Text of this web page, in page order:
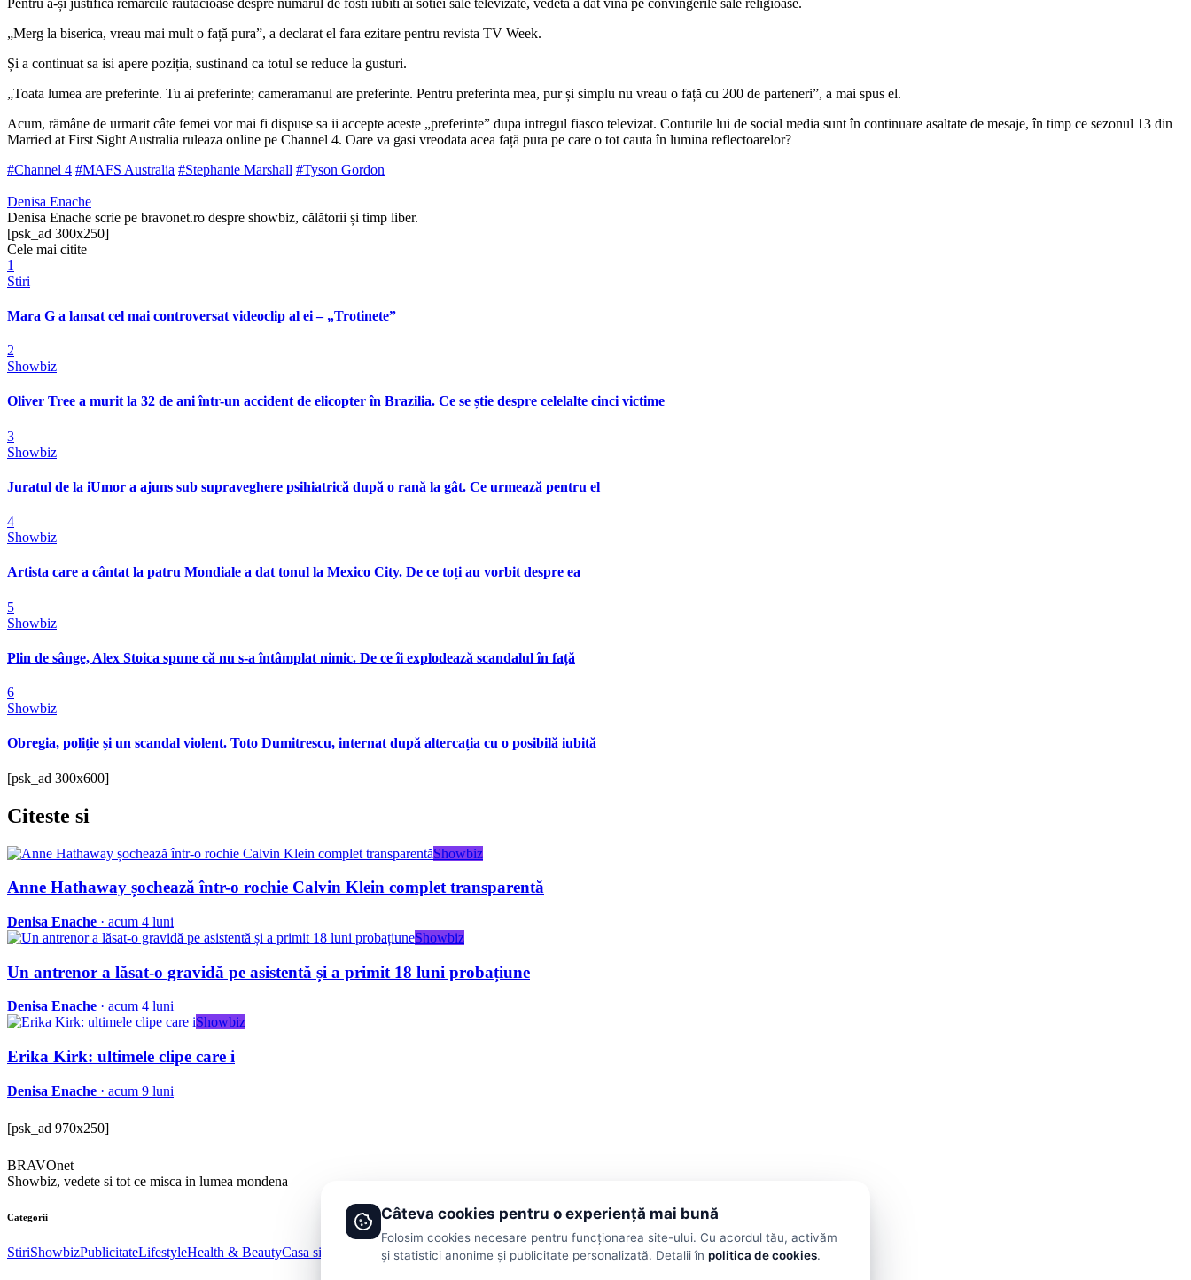
„Merg la biserica, vreau mai mult o față pura”, a declarat el fara ezitare pentru revista TV Week.
Și a continuat sa isi apere poziția, sustinand ca totul se reduce la gusturi.
„Toata lumea are preferinte. Tu ai preferinte; cameramanul are preferinte. Pentru preferinta mea, pur și simplu nu vreau o față cu 200 de parteneri”, a mai spus el.
Acum, rămâne de urmarit câte femei vor mai fi dispuse sa ii accepte aceste „preferinte” dupa intregul fiasco televizat. Conturile lui de social media sunt în continuare asaltate de mesaje, în timp ce sezonul 13 din
Married at First Sight Australia ruleaza online pe Channel 4. Oare va gasi vreodata acea față pura pe care o tot cauta în lumina reflectoarelor?
#Channel 4 #MAFS Australia #Stephanie Marshall #Tyson Gordon
Denisa Enache
Denisa Enache scrie pe bravonet.ro despre showbiz, călătorii și timp liber.
[psk_ad 300x250]
Cele mai citite
1
Stiri
Mara G a lansat cel mai controversat videoclip al ei – „Trotinete”
2
Showbiz
Oliver Tree a murit la 32 de ani într-un accident de elicopter în Brazilia. Ce se știe despre celelalte cinci victime
3
Showbiz
Juratul de la iUmor a ajuns sub supraveghere psihiatrică după o rană la gât. Ce urmează pentru el
4
Showbiz
Artista care a cântat la patru Mondiale a dat tonul la Mexico City. De ce toți au vorbit despre ea
5
Showbiz
Plin de sânge, Alex Stoica spune că nu s-a întâmplat nimic. De ce îi explodează scandalul în față
6
Showbiz
Obregia, poliție și un scandal violent. Toto Dumitrescu, internat după altercația cu o posibilă iubită
[psk_ad 300x600]
Citeste si
Showbiz
Anne Hathaway șochează într-o rochie Calvin Klein complet transparentă
Denisa Enache · acum 4 luni
Showbiz
Un antrenor a lăsat-o gravidă pe asistentă și a primit 18 luni probațiune
Denisa Enache · acum 4 luni
Showbiz
Erika Kirk: ultimele clipe care i
Denisa Enache · acum 9 luni
[psk_ad 970x250]
BRAVOnet
Showbiz, vedete si tot ce misca in lumea mondena
Categorii
StiriShowbizPublicitateLifestyleHealth & BeautyCasa si Gradina
Câteva cookies pentru o experiență mai bună
Folosim cookies necesare pentru funcționarea site-ului. Cu acordul tău, activăm
și statistici anonime și publicitate personalizată. Detalii în politica de cookies.